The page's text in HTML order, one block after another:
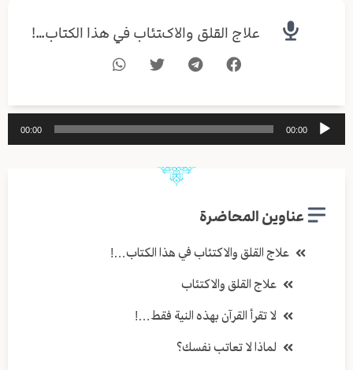
علاج القلق والاكتئاب في هذا الكتاب…!
مشغل
الصوت
00:00
00:00
عناوين المحاضرة
علاج القلق والاكتئاب في هذا الكتاب…!
علاج القلق والاكتئاب
لا تقرأ القرآن بهذه النية فقط…!
لماذا لا تعاتب نفسك؟